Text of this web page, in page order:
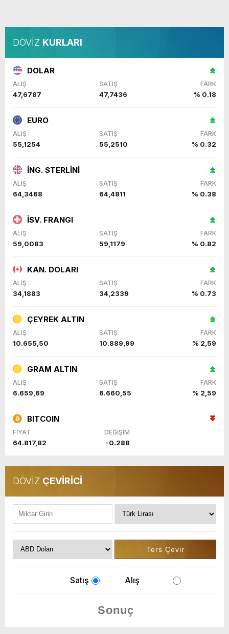
DÖVİZ KURLARI
DOLAR
ALIŞ SATIŞ FARK
47,6787 47,7436 % 0.18
EURO
ALIŞ SATIŞ FARK
55,1254 55,2510 % 0.32
İNG. STERLİNİ
ALIŞ SATIŞ FARK
64,3468 64,4811 % 0.38
İSV. FRANGI
ALIŞ SATIŞ FARK
59,0083 59,1179 % 0.82
KAN. DOLARI
ALIŞ SATIŞ FARK
34,1883 34,2339 % 0.73
ÇEYREK ALTIN
ALIŞ SATIŞ FARK
10.655,50 10.889,99 % 2,59
GRAM ALTIN
ALIŞ SATIŞ FARK
6.659,69 6.660,55 % 2,59
BITCOIN
FİYAT DEĞİŞİM
64.817,82 -0.288
DÖVİZ ÇEVİRİCİ
Satış Alış